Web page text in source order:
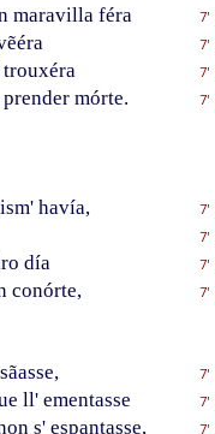
maravilla féra 7'
7'
7'
mórte. 7'
havía, 7'
7'
día 7'
conórte, 7'
7'
ll' ementasse 7'
s' espantasse, 7'